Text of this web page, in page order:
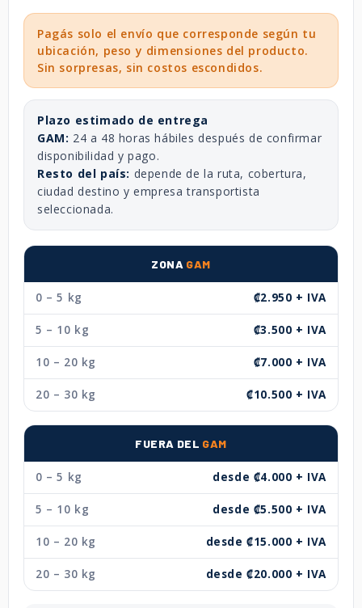
Pagás solo el envío que corresponde según tu
ubicación, peso y dimensiones del producto.
Sin sorpresas, sin costos escondidos.
Plazo estimado de entrega
GAM: 24 a 48 horas hábiles después de confirmar
disponibilidad y pago.
Resto del país: depende de la ruta, cobertura,
ciudad destino y empresa transportista
seleccionada.
ZONA GAM
0 – 5 kg ₡2.950 + IVA
5 – 10 kg ₡3.500 + IVA
10 – 20 kg ₡7.000 + IVA
20 – 30 kg ₡10.500 + IVA
FUERA DEL GAM
0 – 5 kg desde ₡4.000 + IVA
5 – 10 kg desde ₡5.500 + IVA
10 – 20 kg desde ₡15.000 + IVA
20 – 30 kg desde ₡20.000 + IVA